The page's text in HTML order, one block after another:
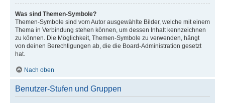
Was sind Themen-Symbole?
Themen-Symbole sind vom Autor ausgewählte Bilder, welche mit einem
Thema in Verbindung stehen können, um dessen Inhalt kennzeichnen
zu können. Die Möglichkeit, Themen-Symbole zu verwenden, hängt
von deinen Berechtigungen ab, die die Board-Administration gesetzt
hat.
Nach oben
Benutzer-Stufen und Gruppen